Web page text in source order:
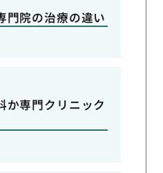
門院の治療の違い
か専門クリニック